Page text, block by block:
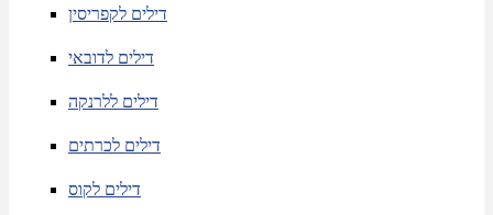
דילים לקפריסין
דילים לדובאי
דילים ללרנקה
דילים לכרתים
דילים לקוס